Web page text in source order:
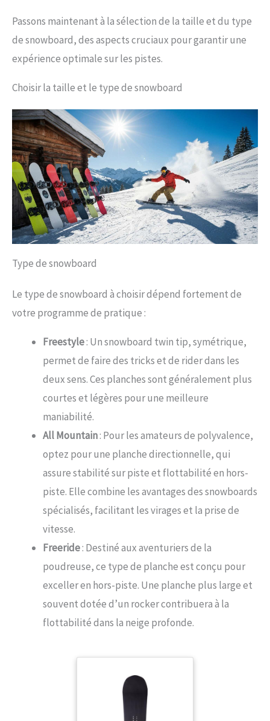
Passons maintenant à la sélection de la taille et du type
de snowboard, des aspects cruciaux pour garantir une
expérience optimale sur les pistes.
Choisir la taille et le type de snowboard
Type de snowboard
Le type de snowboard à choisir dépend fortement de
votre programme de pratique :
Freestyle: Un snowboard twin tip, symétrique,
permet de faire des tricks et de rider dans les
deux sens. Ces planches sont généralement plus
courtes et légères pour une meilleure
maniabilité.
All Mountain: Pour les amateurs de polyvalence,
optez pour une planche directionnelle, qui
assure stabilité sur piste et flottabilité en hors-
piste. Elle combine les avantages des snowboards
spécialisés, facilitant les virages et la prise de
vitesse.
Freeride: Destiné aux aventuriers de la
poudreuse, ce type de planche est conçu pour
exceller en hors-piste. Une planche plus large et
souvent dotée d’un rocker contribuera à la
flottabilité dans la neige profonde.